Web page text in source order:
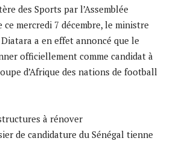
des Sports par l’Assemblée
mercredi 7 décembre, le ministre
a en effet annoncé que le
officiellement comme candidat à
d’Afrique des nations de football
à rénover
de candidature du Sénégal tienne